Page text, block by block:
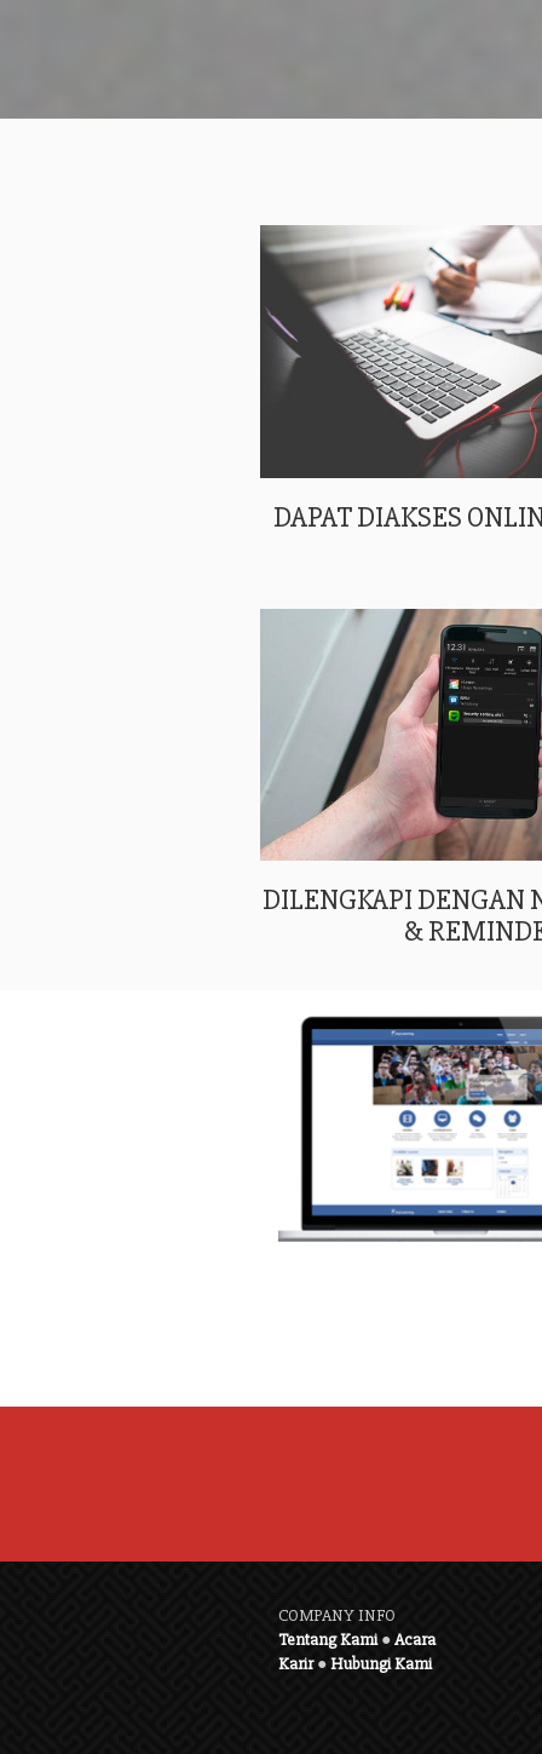
DAPAT DIAKSES
DILENGKAPI DENGAN
&
COMPANY INFO
Tentang Kami●Acara
Karir●Hubungi Kami